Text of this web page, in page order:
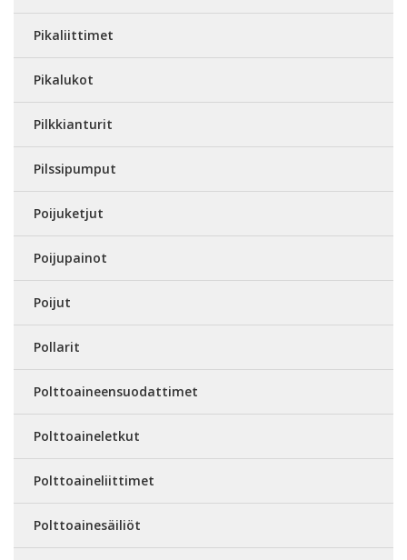
Pikaliittimet
Pikalukot
Pilkkianturit
Pilssipumput
Poijuketjut
Poijupainot
Poijut
Pollarit
Polttoaineensuodattimet
Polttoaineletkut
Polttoaineliittimet
Polttoainesäiliöt